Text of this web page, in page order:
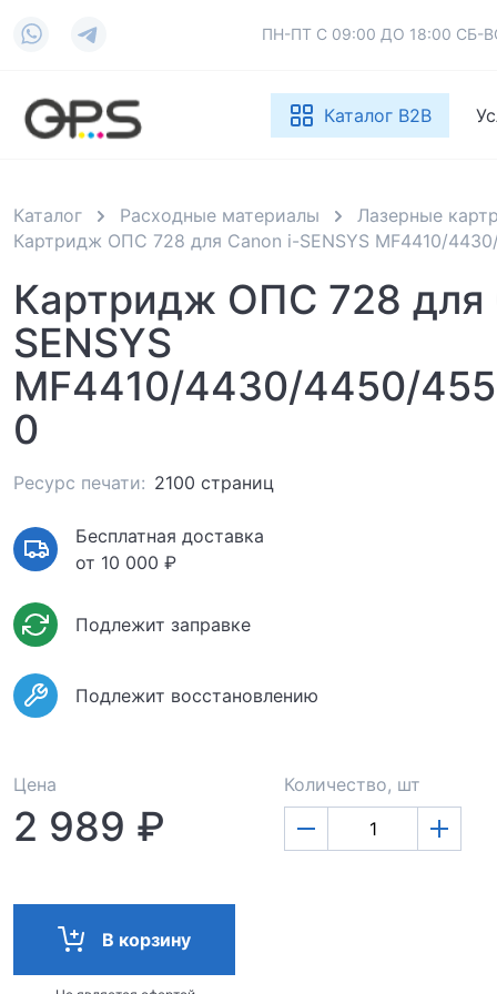
ПН-ПТ С 09:00 ДО 18:00 СБ-
Каталог B2B
Каталог Расходные материалы Лазерные
Картридж ОПС 728 для Canon i-SENSYS MF4410/
Картридж ОПС 728 для
SENSYS
MF4410/4430/4450/
0
Ресурс печати: 2100 страниц
Бесплатная доставка
от 10 000 ₽
Подлежит заправке
Подлежит восстановлению
Цена
2 989 ₽
Количество, шт
В корзину